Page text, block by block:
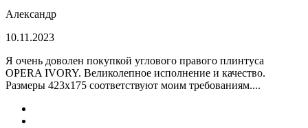
Александр
10.11.2023
Я очень доволен покупкой углового правого плинтуса
OPERA IVORY. Великолепное исполнение и качество.
Размеры 423х175 соответствуют моим требованиям....